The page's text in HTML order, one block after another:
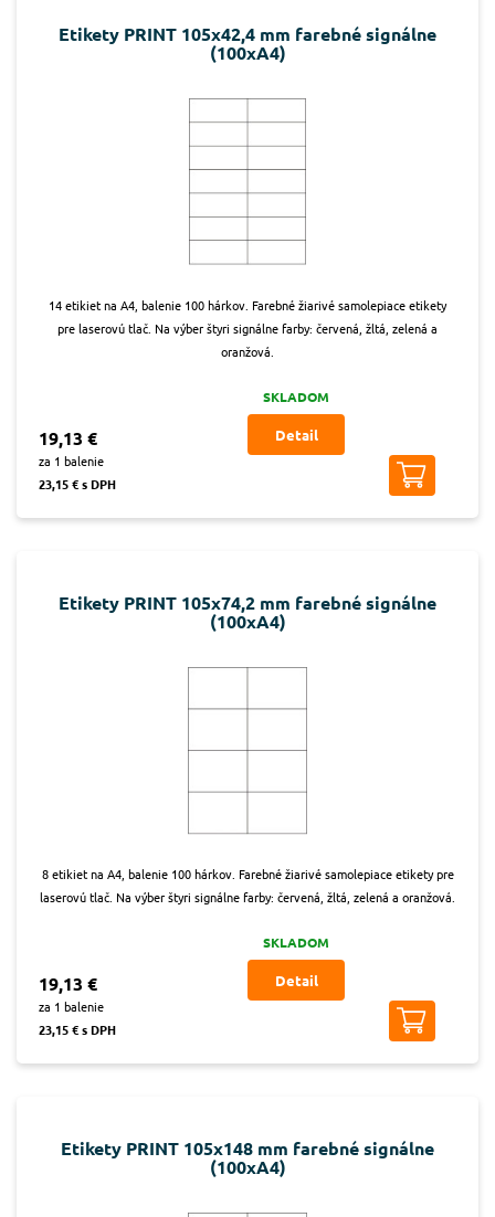
Etikety PRINT 105x42,4 mm farebné signálne
(100xA4)
14 etikiet na A4, balenie 100 hárkov. Farebné žiarivé samolepiace etikety
pre laserovú tlač. Na výber štyri signálne farby: červená, žltá, zelená a
oranžová.
19,13 €
za 1 balenie
23,15 € s DPH
SKLADOM
Detail
Etikety PRINT 105x74,2 mm farebné signálne
(100xA4)
8 etikiet na A4, balenie 100 hárkov. Farebné žiarivé samolepiace etikety pre
laserovú tlač. Na výber štyri signálne farby: červená, žltá, zelená a oranžová.
19,13 €
za 1 balenie
23,15 € s DPH
SKLADOM
Detail
Etikety PRINT 105x148 mm farebné signálne
(100xA4)